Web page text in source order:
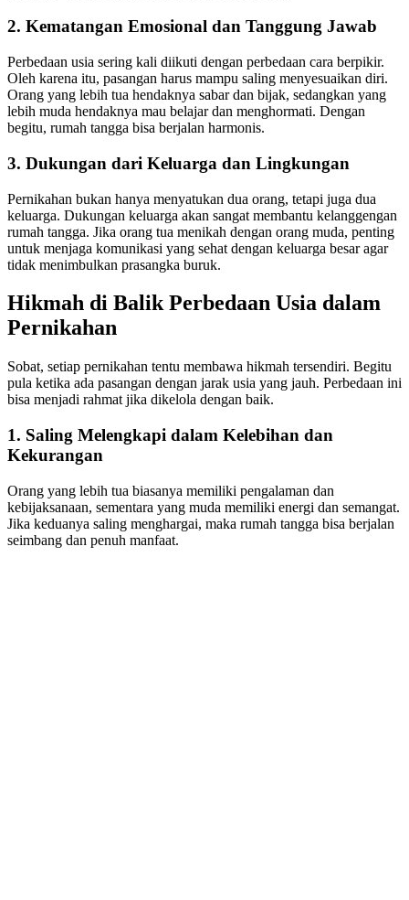
2. Kematangan Emosional dan Tanggung Jawab
Perbedaan usia sering kali diikuti dengan perbedaan cara berpikir.
Oleh karena itu, pasangan harus mampu saling menyesuaikan diri.
Orang yang lebih tua hendaknya sabar dan bijak, sedangkan yang
lebih muda hendaknya mau belajar dan menghormati. Dengan
begitu, rumah tangga bisa berjalan harmonis.
3. Dukungan dari Keluarga dan Lingkungan
Pernikahan bukan hanya menyatukan dua orang, tetapi juga dua
keluarga. Dukungan keluarga akan sangat membantu kelanggengan
rumah tangga. Jika orang tua menikah dengan orang muda, penting
untuk menjaga komunikasi yang sehat dengan keluarga besar agar
tidak menimbulkan prasangka buruk.
Hikmah di Balik Perbedaan Usia dalam
Pernikahan
Sobat, setiap pernikahan tentu membawa hikmah tersendiri. Begitu
pula ketika ada pasangan dengan jarak usia yang jauh. Perbedaan ini
bisa menjadi rahmat jika dikelola dengan baik.
1. Saling Melengkapi dalam Kelebihan dan
Kekurangan
Orang yang lebih tua biasanya memiliki pengalaman dan
kebijaksanaan, sementara yang muda memiliki energi dan semangat.
Jika keduanya saling menghargai, maka rumah tangga bisa berjalan
seimbang dan penuh manfaat.